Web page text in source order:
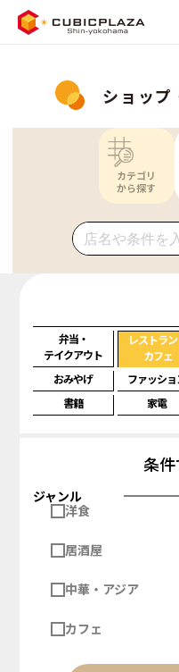
ショップ
カテゴリ
から探す
弁当・
テイクアウト
レストラン
カフェ
おみやげ ファッシ
書籍
家電
条
ジャンル
洋食
居酒屋
中華・アジア
カフェ